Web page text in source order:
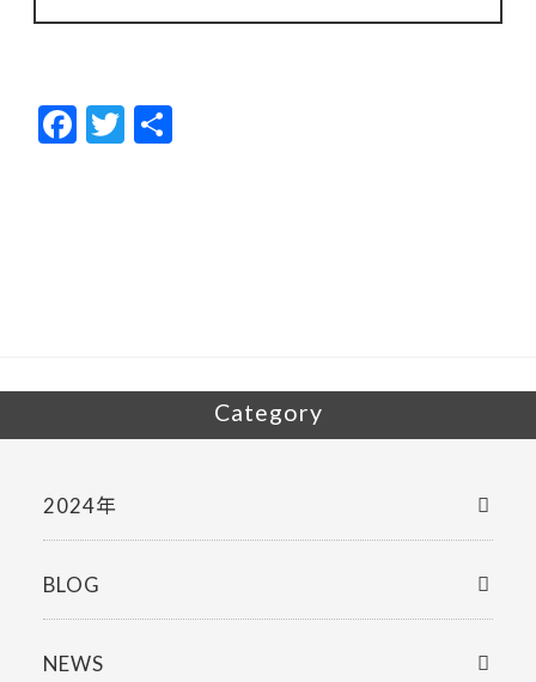
F
T
Category
2024年
BLOG
NEWS